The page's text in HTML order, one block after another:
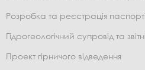
Розробка та реєстрація
Гідрогеологічний супровід та
Проект гірничого відведення